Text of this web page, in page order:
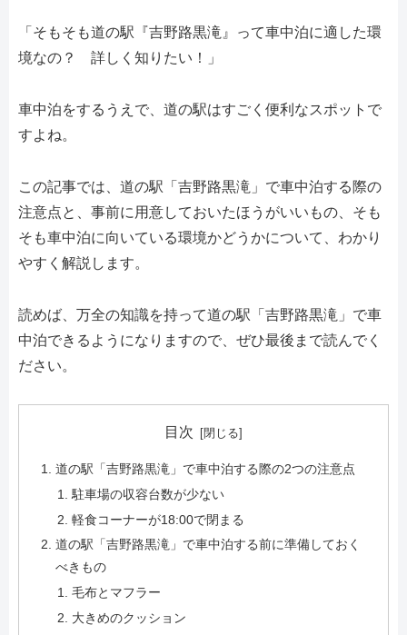
「そもそも道の駅『吉野路黒滝』って車中泊に適した環
境なの？ 詳しく知りたい！」
車中泊をするうえで、道の駅はすごく便利なスポットで
すよね。
この記事では、道の駅「吉野路黒滝」で車中泊する際の
注意点と、事前に用意しておいたほうがいいもの、そも
そも車中泊に向いている環境かどうかについて、わかり
やすく解説します。
読めば、万全の知識を持って道の駅「吉野路黒滝」で車
中泊できるようになりますので、ぜひ最後まで読んでく
ださい。
目次
道の駅「吉野路黒滝」で車中泊する際の2つの注意点
駐車場の収容台数が少ない
軽食コーナーが18:00で閉まる
道の駅「吉野路黒滝」で車中泊する前に準備しておく
べきもの
毛布とマフラー
大きめのクッション